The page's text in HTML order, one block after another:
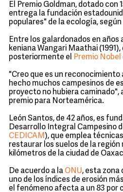
El Premio Goldman, dotado con
entrega la fundación
populares" de la ecología,
Entre los galardonados en años
keniana Wangari Maathai
posteriormente el
Premio Nobel
"Creo que es un reconocimiento
hecho muchos campesinos de
proyecto no hubiera caminado",
premio para Norteamérica.
León Santos, de 42 años, es
Desarrollo Integral Campesino
CEDICAM ), que emplea
restaurar los suelos de la región
kilómetros de la ciudad de
De acuerdo a la ONU, esta zona
uno de los índices de erosión
el fenómeno afecta a un 83 por